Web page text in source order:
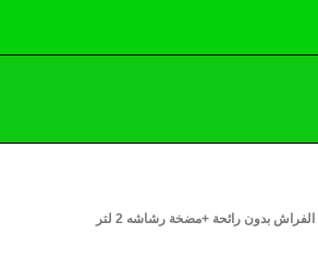
/ تمبرا (Tempra SC) لبق الفراش بدون رائحة +مضخة رشاشه 2 لتر